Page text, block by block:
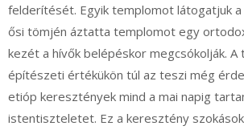
felderítését. Egyik templomot látogatjuk a
ősi tömjén áztatta templomot egy
kezét a hívők belépéskor megcsókolják.
építészeti értékükön túl az teszi még
etióp keresztények mind a mai napig
istentiszteletet. Ez a keresztény